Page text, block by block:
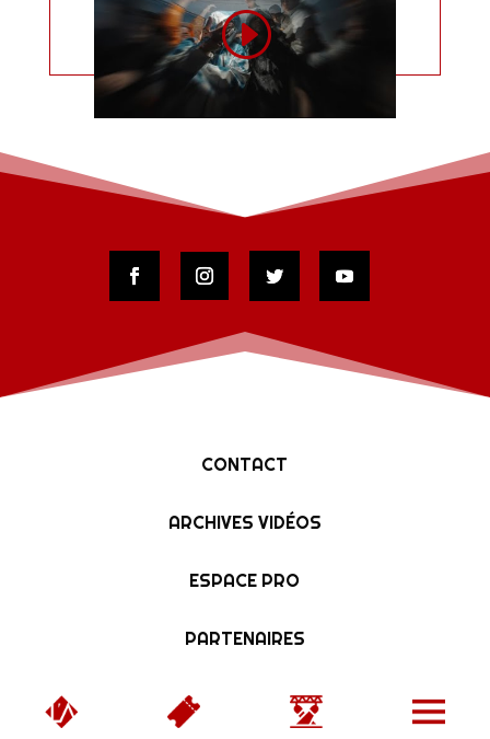
CONTACT
ARCHIVES VIDÉOS
ESPACE PRO
PARTENAIRES
Copyright © 2019 L'Affranchi | Designed by